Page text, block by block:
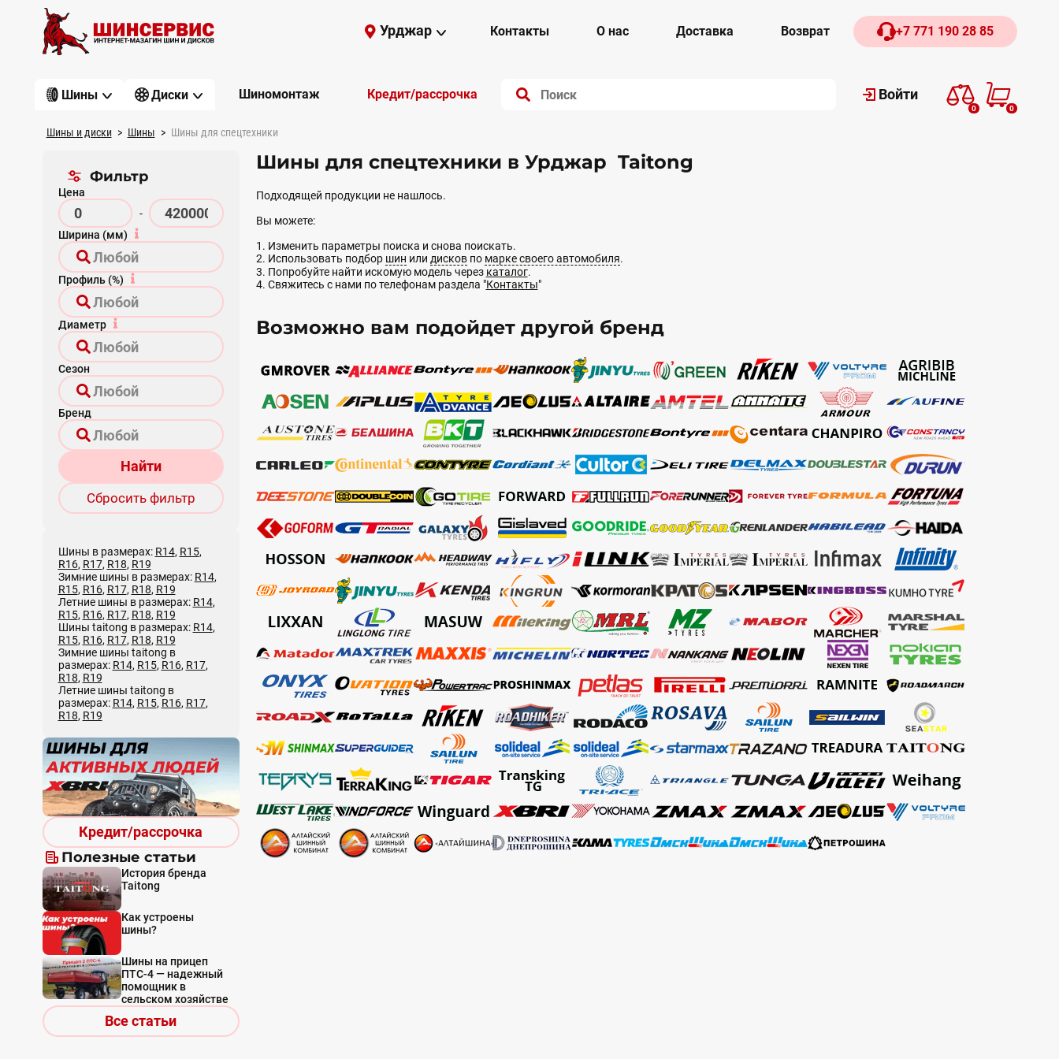
Урджар Контакты О нас Доставка Возврат +7 771 190 28 85
Шины Диски Шиномонтаж Кредит/рассрочка Войти
0 0
Шины и диски Шины Шины для спецтехники
Фильтр
Цена
-
Ширина (мм)
Профиль (%)
Диаметр
Сезон
Бренд
Найти
Сбросить фильтр
Шины в размерах: R14, R15,
R16, R17, R18, R19
Зимние шины в размерах: R14,
R15, R16, R17, R18, R19
Летние шины в размерах: R14,
R15, R16, R17, R18, R19
Шины taitong в размерах: R14,
R15, R16, R17, R18, R19
Зимние шины taitong в
размерах: R14, R15, R16, R17,
R18, R19
Летние шины taitong в
размерах: R14, R15, R16, R17,
R18, R19
Кредит/рассрочка
Полезные статьи
История бренда
Taitong
Как устроены
шины?
Шины на прицеп
ПТС-4 — надежный
помощник в
сельском хозяйстве
Все статьи
Шины для спецтехники в Урджар Taitong
Подходящей продукции не нашлось.
Вы можете:
1. Изменить параметры поиска и снова поискать.
2. Использовать подбор шин или дисковпо марке своего автомобиля.
3. Попробуйте найти искомую модель через каталог.
4. Свяжитесь с нами по телефонам раздела "Контакты"
Возможно вам подойдет другой бренд